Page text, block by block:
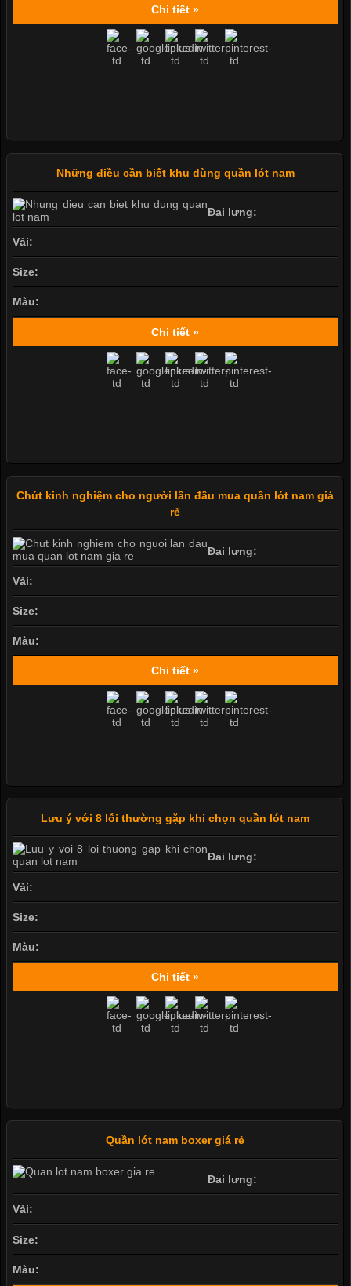
Chi tiết »
Những điều cần biết khu dùng quần lót nam
Đai lưng:
Vải:
Size:
Màu:
Chi tiết »
Chút kinh nghiệm cho người lần đầu mua quần lót nam giá
rẻ
Đai lưng:
Vải:
Size:
Màu:
Chi tiết »
Lưu ý với 8 lỗi thường gặp khi chọn quần lót nam
Đai lưng:
Vải:
Size:
Màu:
Chi tiết »
Quần lót nam boxer giá rẻ
Đai lưng:
Vải:
Size:
Màu: